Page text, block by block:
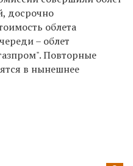
досрочно
облета
– облет
Повторные
в нынешнее